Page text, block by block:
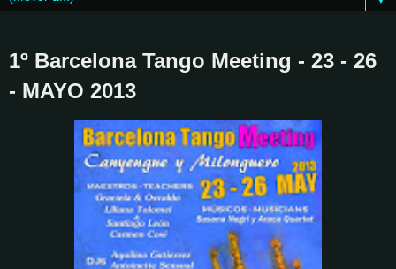
1º Barcelona Tango Meeting - 23 - 26
- MAYO 2013